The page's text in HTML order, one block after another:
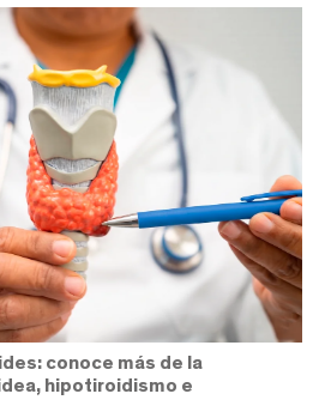
conoce más de la
hipotiroidismo e